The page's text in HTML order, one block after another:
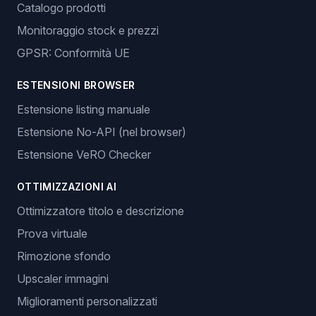
Catalogo prodotti
Monitoraggio stock e prezzi
GPSR: Conformità UE
ESTENSIONI BROWSER
Estensione listing manuale
Estensione No-API (nel browser)
Estensione VeRO Checker
OTTIMIZZAZIONI AI
Ottimizzatore titolo e descrizione
Prova virtuale
Rimozione sfondo
Upscaler immagini
Miglioramenti personalizzati